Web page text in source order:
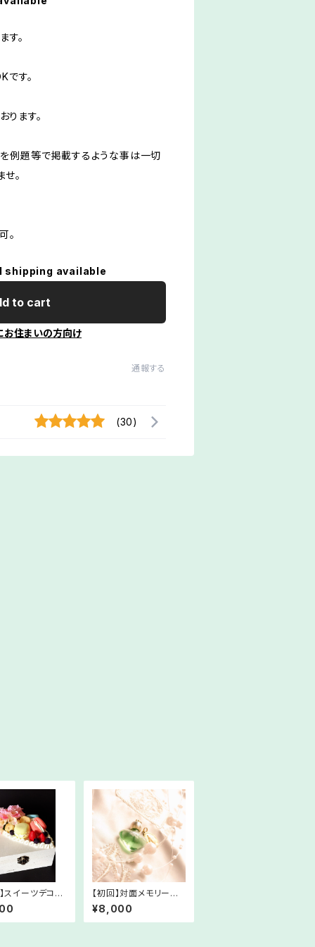
す。
です。
ます。
例題等で掲載するような事は一切
。
。
shipping available
to cart
お住まいの方向け
通報する
(30)
スイーツデコ体
ン
【初回】対面メモリーオ
イルペンダントセッショ
ン
¥8,000